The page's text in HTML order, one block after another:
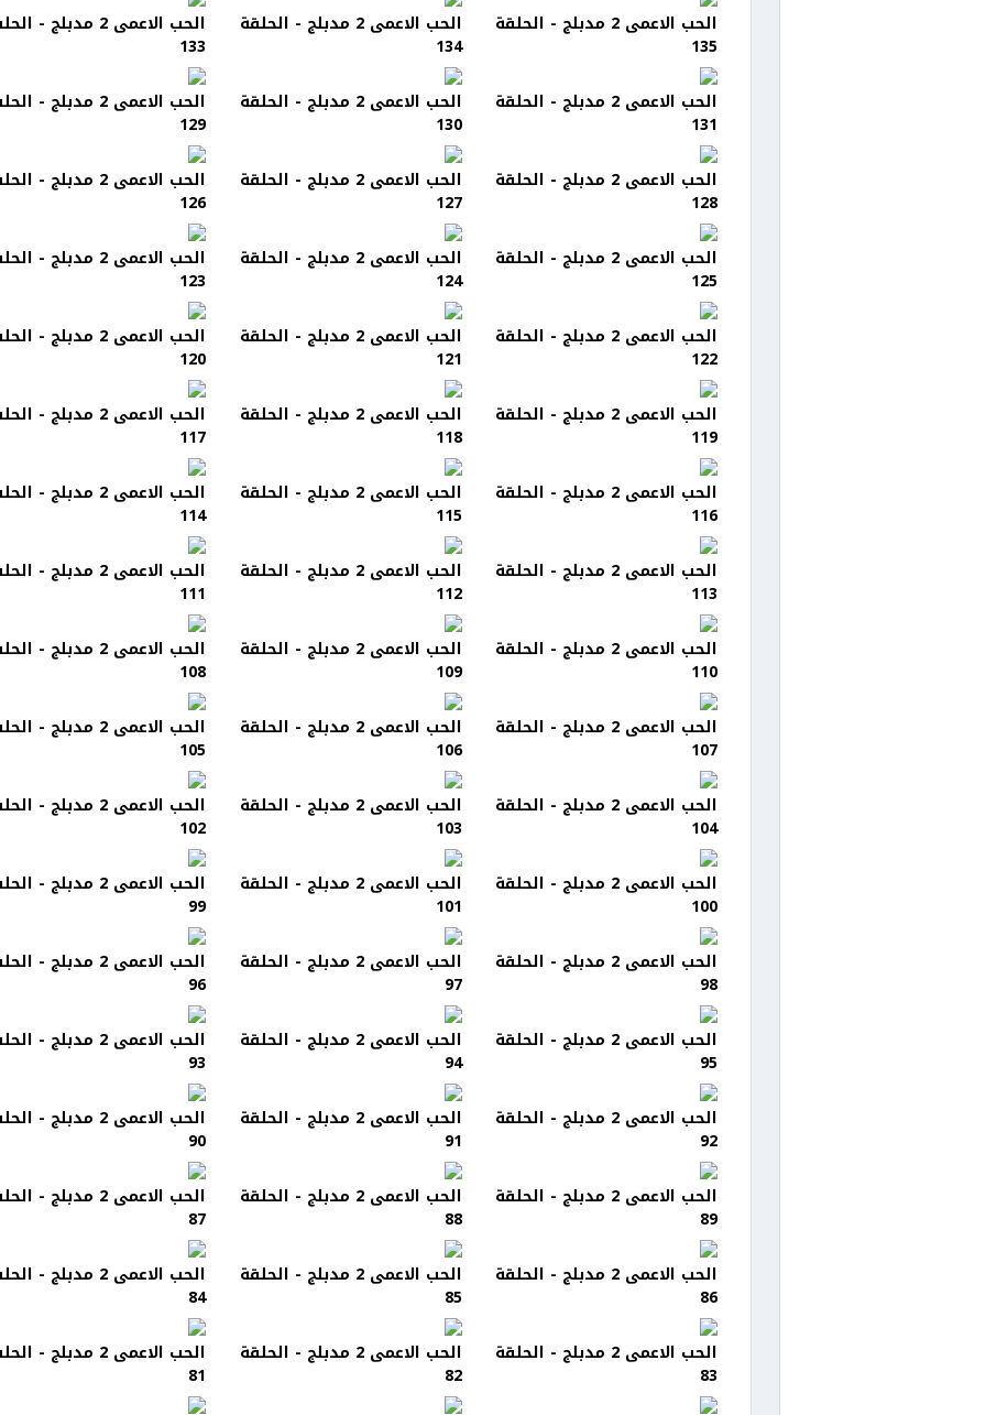
الحب الاعمى 2 مدبلج - الحلقة
135
الحب الاعمى 2 مدبلج - الحلقة
134
الحب الاعمى 2 مدبلج -
133
الحب الاعمى 2 مدبلج - الحلقة
131
الحب الاعمى 2 مدبلج - الحلقة
130
الحب الاعمى 2 مدبلج -
129
الحب الاعمى 2 مدبلج - الحلقة
128
الحب الاعمى 2 مدبلج - الحلقة
127
الحب الاعمى 2 مدبلج -
126
الحب الاعمى 2 مدبلج - الحلقة
125
الحب الاعمى 2 مدبلج - الحلقة
124
الحب الاعمى 2 مدبلج -
123
الحب الاعمى 2 مدبلج - الحلقة
122
الحب الاعمى 2 مدبلج - الحلقة
121
الحب الاعمى 2 مدبلج -
120
الحب الاعمى 2 مدبلج - الحلقة
119
الحب الاعمى 2 مدبلج - الحلقة
118
الحب الاعمى 2 مدبلج -
117
الحب الاعمى 2 مدبلج - الحلقة
116
الحب الاعمى 2 مدبلج - الحلقة
115
الحب الاعمى 2 مدبلج -
114
الحب الاعمى 2 مدبلج - الحلقة
113
الحب الاعمى 2 مدبلج - الحلقة
112
الحب الاعمى 2 مدبلج -
111
الحب الاعمى 2 مدبلج - الحلقة
110
الحب الاعمى 2 مدبلج - الحلقة
109
الحب الاعمى 2 مدبلج -
108
الحب الاعمى 2 مدبلج - الحلقة
107
الحب الاعمى 2 مدبلج - الحلقة
106
الحب الاعمى 2 مدبلج -
105
الحب الاعمى 2 مدبلج - الحلقة
104
الحب الاعمى 2 مدبلج - الحلقة
103
الحب الاعمى 2 مدبلج -
102
الحب الاعمى 2 مدبلج - الحلقة
100
الحب الاعمى 2 مدبلج - الحلقة
101
الحب الاعمى 2 مدبلج -
99
الحب الاعمى 2 مدبلج - الحلقة
98
الحب الاعمى 2 مدبلج - الحلقة
97
الحب الاعمى 2 مدبلج -
96
الحب الاعمى 2 مدبلج - الحلقة
95
الحب الاعمى 2 مدبلج - الحلقة
94
الحب الاعمى 2 مدبلج -
93
الحب الاعمى 2 مدبلج - الحلقة
92
الحب الاعمى 2 مدبلج - الحلقة
91
الحب الاعمى 2 مدبلج -
90
الحب الاعمى 2 مدبلج - الحلقة
89
الحب الاعمى 2 مدبلج - الحلقة
88
الحب الاعمى 2 مدبلج -
87
الحب الاعمى 2 مدبلج - الحلقة
86
الحب الاعمى 2 مدبلج - الحلقة
85
الحب الاعمى 2 مدبلج -
84
الحب الاعمى 2 مدبلج - الحلقة
83
الحب الاعمى 2 مدبلج - الحلقة
82
الحب الاعمى 2 مدبلج -
81